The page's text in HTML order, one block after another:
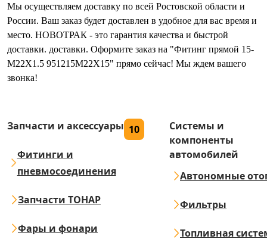
Мы осуществляем доставку по всей Ростовской области и
России. Ваш заказ будет доставлен в удобное для вас время и
место. НОВОТРАК - это гарантия качества и быстрой
доставки. доставки. Оформите заказ на "Фитинг прямой 15-
M22X1.5 951215M22X15" прямо сейчас! Мы ждем вашего
звонка!
Запчасти и аксессуары 10
Фитинги и
пневмосоединения
Запчасти ТОНАР
Фары и фонари
Системы и
компоненты
автомобилей
Автономные
Фильтры
Топливная